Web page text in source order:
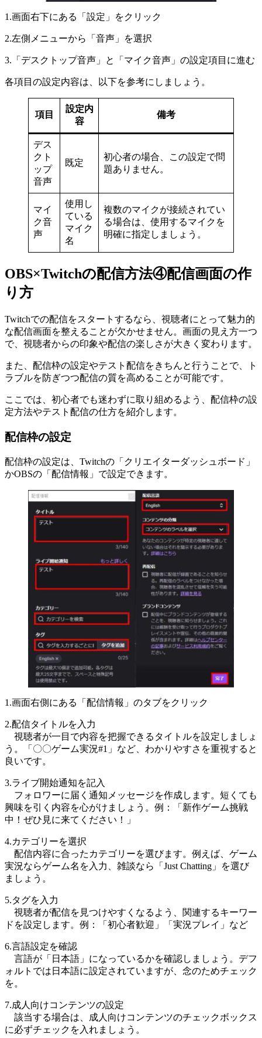
1.画面右下にある「設定」をクリック
2.左側メニューから「音声」を選択
3.「デスクトップ音声」と「マイク音声」の設定項目に進む
各項目の設定内容は、以下を参考にしましょう。
項目
設定内
容
備考
デス
クト
ップ
音声
既定
初心者の場合、この設定で問
題ありません。
マイ
ク音
声
使用し
ている
マイク
名
複数のマイクが接続されてい
る場合は、使用するマイクを
明確に指定しましょう。
OBS×Twitchの配信方法④配信画面の作
り方
Twitchでの配信をスタートするなら、視聴者にとって魅力的
な配信画面を整えることが欠かせません。画面の見え方一つ
で、視聴者からの印象や配信の楽しさが大きく変わります。
また、配信枠の設定やテスト配信をきちんと行うことで、ト
ラブルを防ぎつつ配信の質を高めることが可能です。
ここでは、初心者でも迷わずに取り組めるよう、配信枠の設
定方法やテスト配信の仕方を紹介します。
配信枠の設定
配信枠の設定は、Twitchの「クリエイターダッシュボード」
かOBSの「配信情報」で設定できます。
1.画面右側にある「配信情報」のタブをクリック
2.配信タイトルを入力
視聴者が一目で内容を把握できるタイトルを設定しましょ
う。「〇〇ゲーム実況#1」など、わかりやすさを重視すると
良いです。
3.ライブ開始通知を記入
フォロワーに届く通知メッセージを作成します。短くても
興味を引く内容を心がけましょう。例：「新作ゲーム挑戦
中！ぜひ見に来てください！」
4.カテゴリーを選択
配信内容に合ったカテゴリーを選びます。例えば、ゲーム
実況ならゲーム名を入力、雑談なら「Just Chatting」を選び
ましょう。
5.タグを入力
視聴者が配信を見つけやすくなるよう、関連するキーワー
ドを設定します。例：「初心者歓迎」「実況プレイ」など
6.言語設定を確認
言語が「日本語」になっているかを確認しましょう。デフ
ォルトでは日本語に設定されていますが、念のためチェック
を。
7.成人向けコンテンツの設定
該当する場合は、成人向けコンテンツのチェックボックス
に必ずチェックを入れましょう。